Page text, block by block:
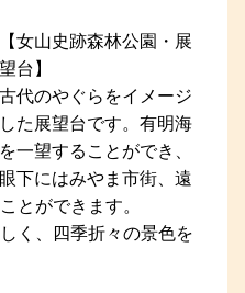
【女山史跡森林公園・展
望台】
古代のやぐらをイメージ
した展望台です。有明海
を一望することができ、
眼下にはみやま市街、遠
とができます。
く、四季折々の景色を